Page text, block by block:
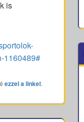
is
1160489#
ezzel a linkel.